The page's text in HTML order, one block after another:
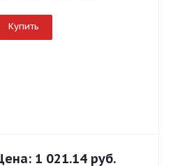
Купить
1 021.14 руб.